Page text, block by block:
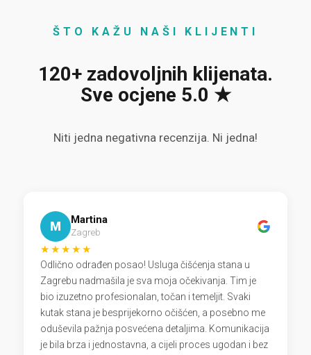
ŠTO KAŽU NAŠI KLIJENTI
120+ zadovoljnih klijenata.
Sve ocjene 5.0 ★
Niti jedna negativna recenzija. Ni jedna!
M Martina
Zagreb
★★★★★
Odlično odrađen posao! Usluga čišćenja stana u
Zagrebu nadmašila je sva moja očekivanja. Tim je
bio izuzetno profesionalan, točan i temeljit. Svaki
kutak stana je besprijekorno očišćen, a posebno me
oduševila pažnja posvećena detaljima. Komunikacija
je bila brza i jednostavna, a cijeli proces ugodan i bez